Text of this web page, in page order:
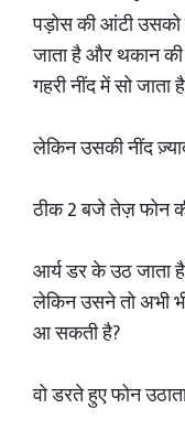
पड़ोस की आंटी उसको
जाता है और थकान
गहरी नींद में सो जाता
लेकिन उसकी नींद
ठीक 2 बजे तेज़ फोन
आर्य डर के उठ जाता
लेकिन उसने तो अभी
आ सकती है?
वो डरते हुए फोन